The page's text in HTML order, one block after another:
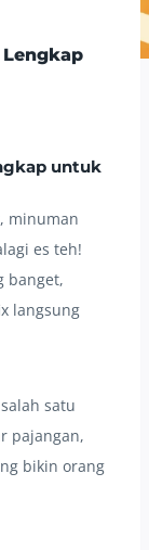
Lengkap
untuk
minuman
es teh!
banget,
langsung
satu
pajangan,
bikin orang